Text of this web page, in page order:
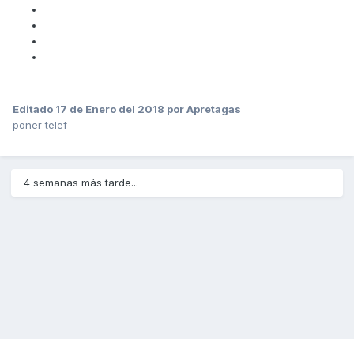
Editado 17 de Enero del 2018 por Apretagas
poner telef
4 semanas más tarde...